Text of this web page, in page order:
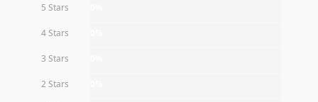
5 Stars
4 Stars
3 Stars
2 Stars